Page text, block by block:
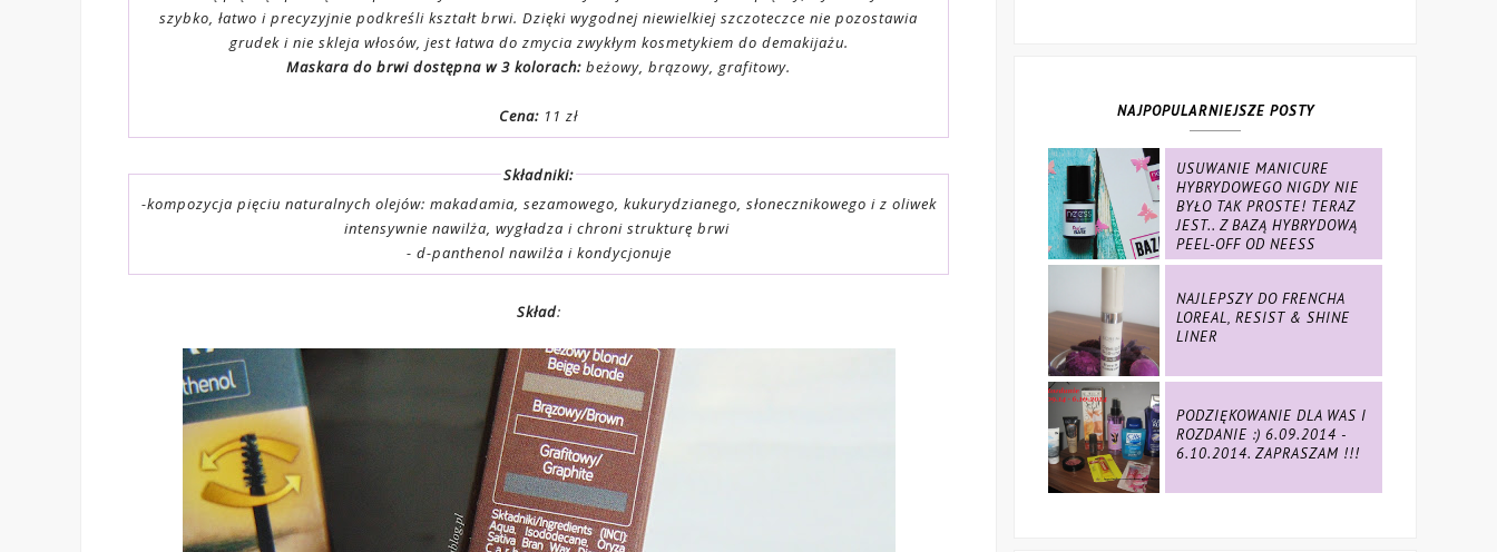
szybko, łatwo i precyzyjnie podkreśli kształt brwi. Dzięki wygodnej niewielkiej szczoteczce nie pozostawia
grudek i nie skleja włosów, jest łatwa do zmycia zwykłym kosmetykiem do demakijażu.
Maskara do brwi dostępna w 3 kolorach: beżowy, brązowy, grafitowy.
Cena: 11 zł
Składniki:
-kompozycja pięciu naturalnych olejów: makadamia, sezamowego, kukurydzianego, słonecznikowego i z oliwek
intensywnie nawilża, wygładza i chroni strukturę brwi
- d-panthenol nawilża i kondycjonuje
Skład:
NAJPOPULARNIEJSZE POSTY
USUWANIE MANICURE
HYBRYDOWEGO NIGDY NIE
BYŁO TAK PROSTE! TERAZ
JEST.. Z BAZĄ HYBRYDOWĄ
PEEL-OFF OD NEESS
NAJLEPSZY DO FRENCHA
LOREAL, RESIST & SHINE
LINER
PODZIĘKOWANIE DLA WAS I
ROZDANIE :) 6.09.2014 -
6.10.2014. ZAPRASZAM !!!